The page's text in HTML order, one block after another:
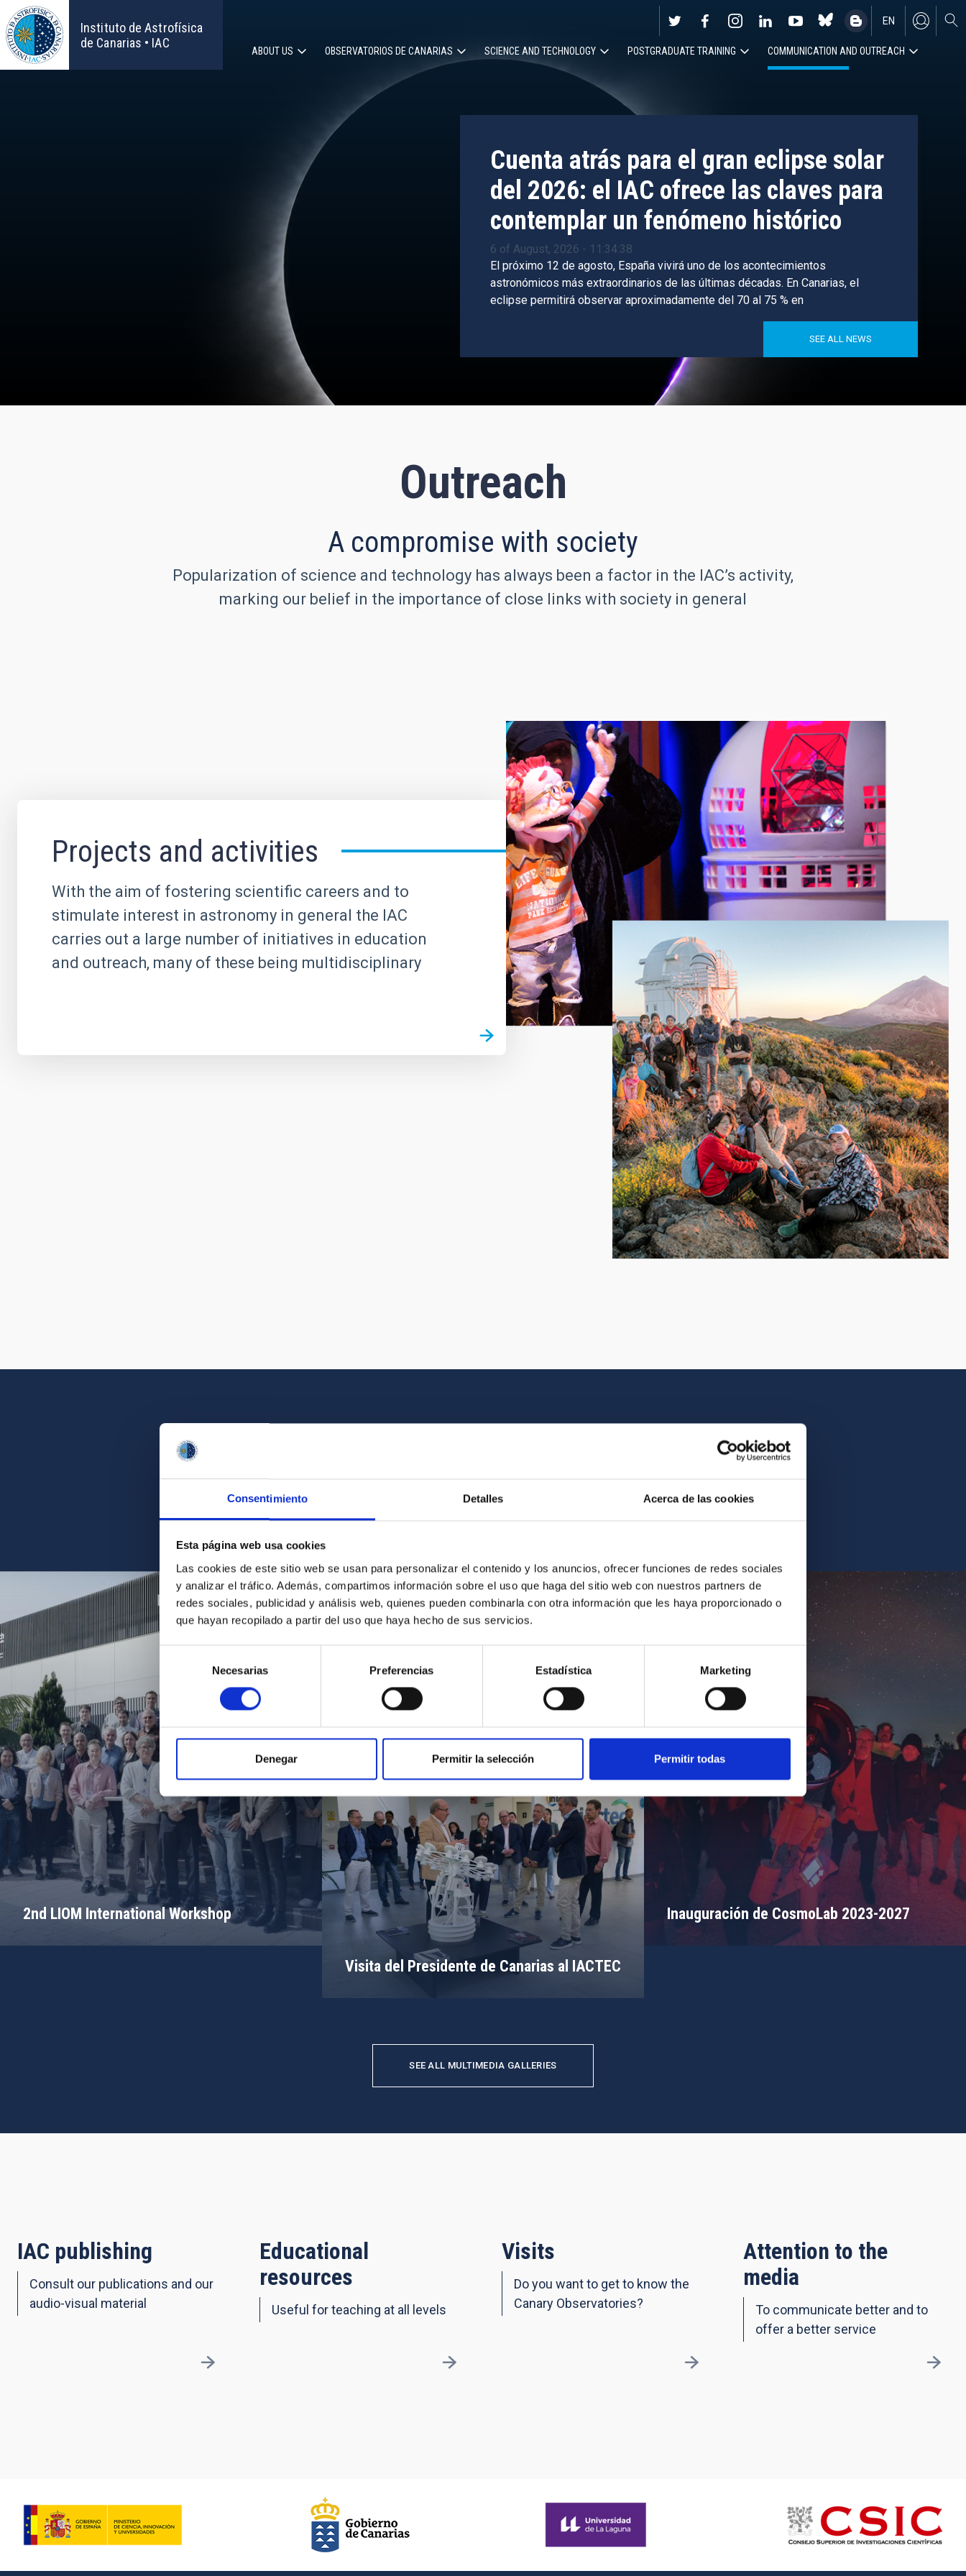
Consentimiento Detalles Acerca de las cookies
Esta página web usa cookies
Las cookies de este sitio web se usan para personalizar el contenido y los anuncios, ofrecer funciones de redes sociales
y analizar el tráfico. Además, compartimos información sobre el uso que haga del sitio web con nuestros partners de
redes sociales, publicidad y análisis web, quienes pueden combinarla con otra información que les haya proporcionado o
que hayan recopilado a partir del uso que haya hecho de sus servicios.
consentimiento
Necesarias Preferencias Estadística Marketing
Denegar Permitir la selección Permitir todas
Skip
to
main
content
Instituto de Astrofísica
de Canarias • IAC
EN
ES
navigation
ABOUT US OBSERVATORIOS DE CANARIAS SCIENCE AND TECHNOLOGY POSTGRADUATE TRAINING COMMUNICATION AND OUTREACH
Cuenta atrás para el gran eclipse solar
del 2026: el IAC ofrece las claves para
contemplar un fenómeno histórico
6 of August, 2026 - 11:34:38
El próximo 12 de agosto, España vivirá uno de los acontecimientos
astronómicos más extraordinarios de las últimas décadas. En Canarias, el
eclipse permitirá observar aproximadamente del 70 al 75 % en
SEE ALL NEWS
Outreach
A compromise with society
Popularization of science and technology has always been a factor in the IAC’s activity,
marking our belief in the importance of close links with society in general
Projects and activities
With the aim of fostering scientific careers and to
stimulate interest in astronomy in general the IAC
carries out a large number of initiatives in education
and outreach, many of these being multidisciplinary
Get a close look at the beauty of the universe and the graphic history of the IAC.
Find the photo of the video you are looking for among our archives.
2nd LIOM International Workshop
MIT Field Camp 2024
Inauguración de CosmoLab 2023-2027
Visita del Presidente de Canarias al IACTEC
SEE ALL MULTIMEDIA GALLERIES
IAC publishing
Consult our publications and our
audio-visual material
Educational
resources
Useful for teaching at all levels
Visits
Do you want to get to know the
Canary Observatories?
Attention to the
media
To communicate better and to
offer a better service